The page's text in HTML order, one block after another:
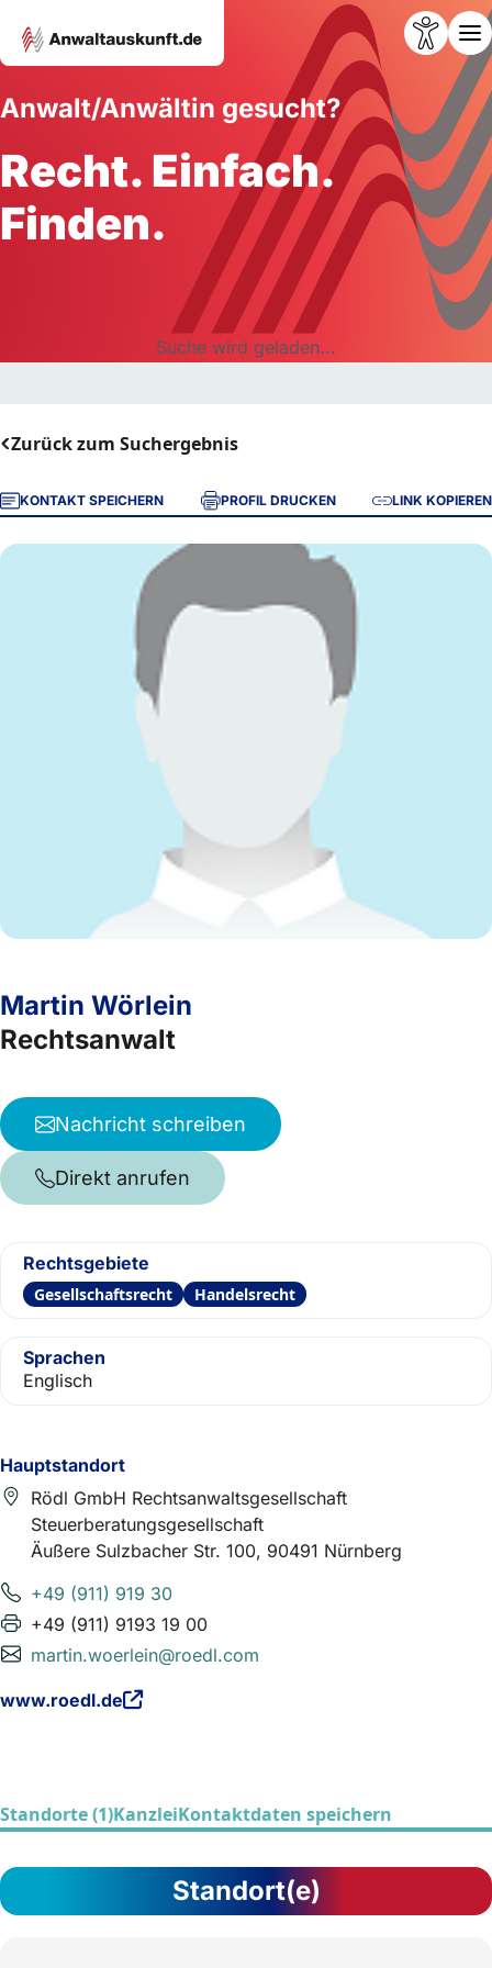
Anwalt/Anwältin gesucht?
Recht. Einfach.
Finden.
Suche wird geladen...
Zurück zum Suchergebnis
KONTAKT SPEICHERN PROFIL DRUCKEN LINK KOPIEREN
Hauptstandort
Rödl GmbH Rechtsanwaltsgesellschaft
Steuerberatungsgesellschaft
Äußere Sulzbacher Str. 100, 90491 Nürnberg
+49 (911) 919 30
+49 (911) 9193 19 00
martin.woerlein@roedl.com
www.roedl.de
Martin Wörlein
Rechtsanwalt
Nachricht schreiben
Direkt anrufen
Rechtsgebiete
Gesellschaftsrecht Handelsrecht
Sprachen
Englisch
Standorte (1)KanzleiKontaktdaten speichern
Standort(e)